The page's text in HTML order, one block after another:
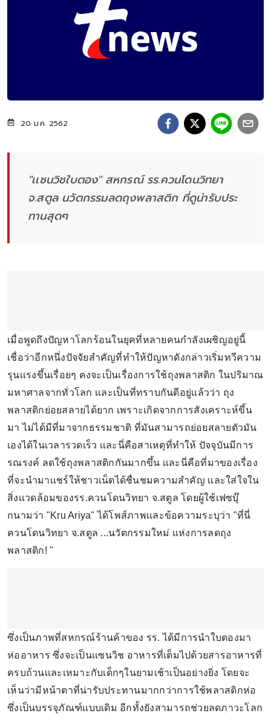
20 ม.ค. 2562
"เเซนวิชใบตอง" สหกรณ์ รร.ควนโดนวิทยา
จ.สตูล นวัตกรรมลดถุงพลาสติก ที่ดูน่ารับประ
ทานสุดๆ
เมื่อพูดถึงปัญหาโลกร้อนในยุคที่หลายคนกำลังเผชิญอยู่นี้
เชื่อว่าอีกหนึ่งปัจจัยสำคัญที่ทำให้ปัญหาดังกล่าวเริ่มทวีความ
รุนเเรงขึ้นเรื่อยๆ คงจะเป็นเรื่องการใช้ถุงพลาสติก ในปริมาณ
มหาศาลจากทั่วโลก เเละเป็นที่ทราบกันดีอยู่เเล้วว่า ถุง
พลาสติกย่อยสลายได้ยาก เพราะเกิดจากการสังเคราะห์ขึ้น
มา ไม่ได้มีที่มาจากธรรมชาติ ที่มันสามารถย่อยสลายตัวมัน
เองได้ในเวลารวดเร็ว เเละนี่คือสาเหตุที่ทำให้ ปัจจุบันมีการ
รณรงค์ ลดใช้ถุงพลาสติกกันมากขึ้น เเละนี่คือที่มาของเรื่อง
ที่จะนำมาเเชร์ให้ชาวเน็ตได้ชื่นชมความสำคัญ เเละใส่ใจใน
สิ่งเเวดล้อมของรร.ควนโดนวิทยา จ.สตูล โดยผู้ใช้เฟซบุ๊
กนามว่า "Kru Ariya" ได้โพส์ภาพเเละข้อความระบุว่า "ที่นี่
ควนโดนวิทยา จ.สตูล ...นวัตกรรมใหม่ แห่งการลดถุง
พลาสติก! "
ซึ่งเป็นภาพที่สหกรณ์ร้านค้าของ รร. ได้มีการนำใบตองมา
ห่ออาหาร ซึ่งจะเป็นเเซนวิช อาหารที่เต็มไปด้วยสารอาหารที่
ครบถ้วนเเละเหมาะกับเด็กๆในยามเช้าเป็นอย่างยิ่ง โดยจะ
เห็นว่ามีหน้าตาที่น่ารับประทานมากกว่าการใช้พลาสติกห่อ
ซึ่งเป็นบรรจุภัณฑ์เเบบเดิม อีกทั้งยังสามารถช่วยลดภาวะโลก